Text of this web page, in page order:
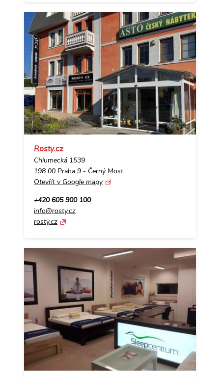
Rosty.cz
Chlumecká 1539
198 00 Praha 9 - Černý Most
Otevřít v Google mapy
+420 605 900 100
info@rosty.cz
rosty.cz